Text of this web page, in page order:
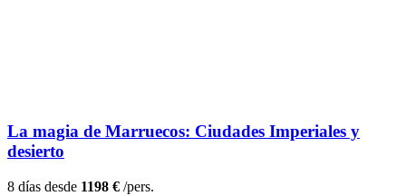
La magia de Marruecos: Ciudades Imperiales y
desierto
8 días desde 1198 € /pers.